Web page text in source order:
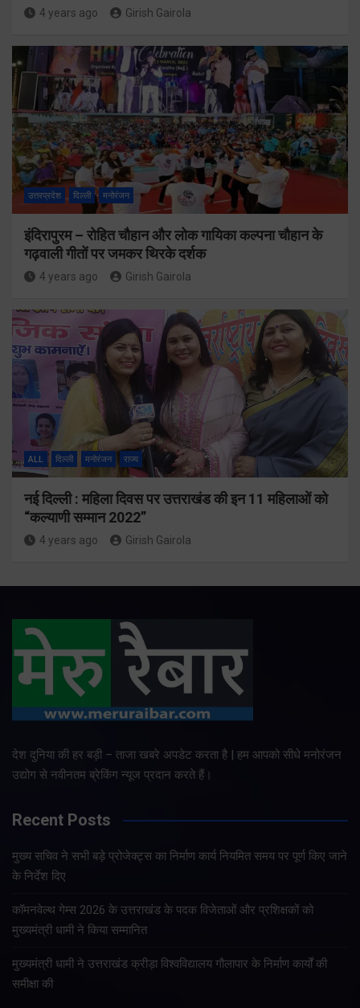
4 years ago Girish Gairola
उत्तरप्रदेश दिल्ली मनोरंजन
इंदिरापुरम – रोहित चौहान और लोक गायिका कल्पना चौहान के
गढ़वाली गीतों पर जमकर थिरके दर्शक
4 years ago Girish Gairola
ALL दिल्ली मनोरंजन राज्य
नई दिल्ली : महिला दिवस पर उत्तराखंड की इन 11 महिलाओं को
“कल्याणी सम्मान 2022”
4 years ago Girish Gairola
देश दुनिया की हर बड़ी – ताजा खबरे अपडेट करता है | हम आपको सीधे मनोरंजन
उद्योग से नवीनतम ब्रेकिंग न्यूज प्रदान करते हैं।
Recent Posts
मुख्य सचिव ने सभी बड़े प्रोजेक्ट्स का निर्माण कार्य नियमित समय पर पूर्ण किए जाने
के निर्देश दिए
कॉमनवेल्थ गेम्स 2026 के उत्तराखंड के पदक विजेताओं और प्रशिक्षकों को
मुख्यमंत्री धामी ने किया सम्मानित
मुख्यमंत्री धामी ने उत्तराखंड क्रीड़ा विश्वविद्यालय गौलापार के निर्माण कार्यों की
समीक्षा की